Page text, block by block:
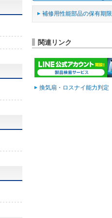
補修用性能部品の保有期限
関連リンク
換気扇・ロスナイ能力判定